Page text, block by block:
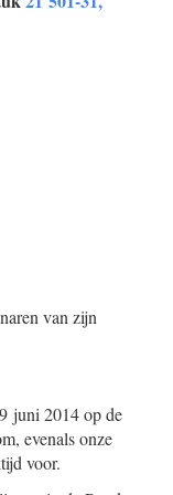
van zijn
juni 2014 op de
evenals onze
voor.